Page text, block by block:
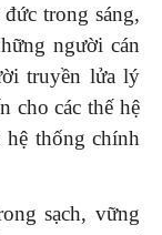
trong sáng,
người cán
truyền lửa lý
cho các thế hệ
hệ thống chính
sạch, vững